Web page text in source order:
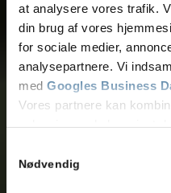
at analysere vores trafik.
din brug af vores
for sociale medier,
analysepartnere. Vi
med Googles Business
Vores partnere kan
Se Cookie &
Nødvendig